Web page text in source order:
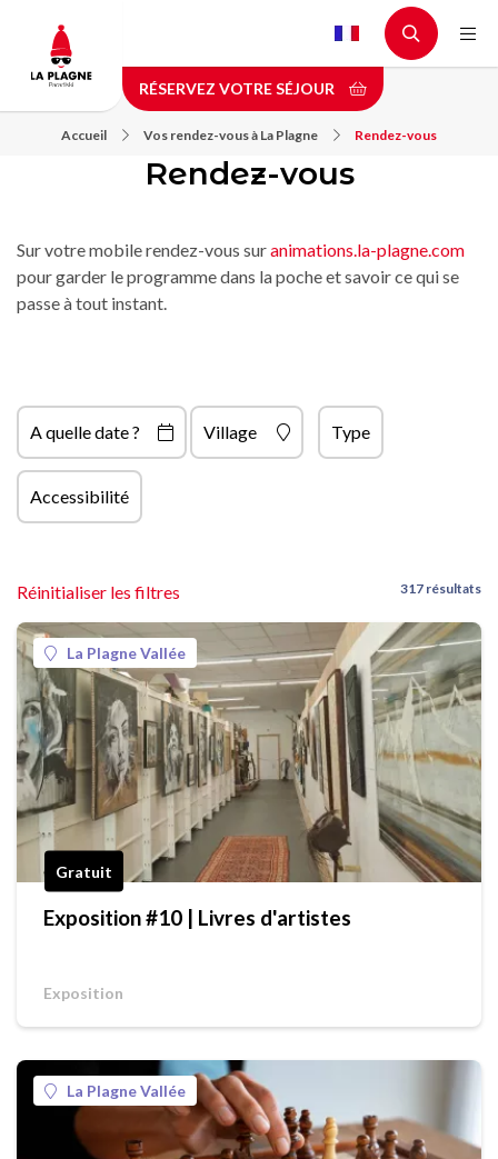
contenu
principal
RÉSERVEZ VOTRE SÉJOUR
Accueil Vos rendez-vous à La Plagne Rendez-vous
Rendez-vous
Sur votre mobile rendez-vous suranimations.la-plagne.com
pour garder le programme dans la poche et savoir ce qui se
passe à tout instant.
A quelle date ? Village Type
Accessibilité
Réinitialiser les filtres 317 résultats
La Plagne Vallée
Gratuit
Exposition #10 | Livres d'artistes
Exposition
La Plagne Vallée